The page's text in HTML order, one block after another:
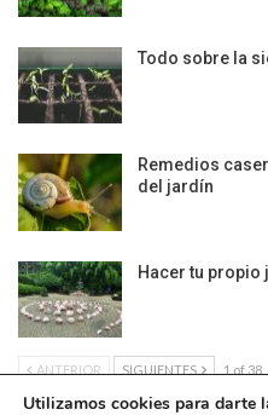
Todo sobre la
Remedios
del jardín
Hacer tu propio
ANTERIOR SIGUIENTES 1 of 38
Utilizamos cookies para darte